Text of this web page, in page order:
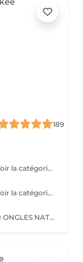
189
Nous ne prenons plus de nouvelles clientes! Voir la catégorie avec Aurore
Nous ne prenons plus de nouvelles clientes! Voir la catégorie avec Aurore
LA POSE DE SEMI -PERMANENT SE FAIT SUR ONGLES NATURELS SI VOUS PORTEZ DEJA UN VERNIS IL FAUDRA PREVOIR UNE DEPOSE Pour les décos supplémentaires, n oubliez pas d'aller dans la rubrique nail art